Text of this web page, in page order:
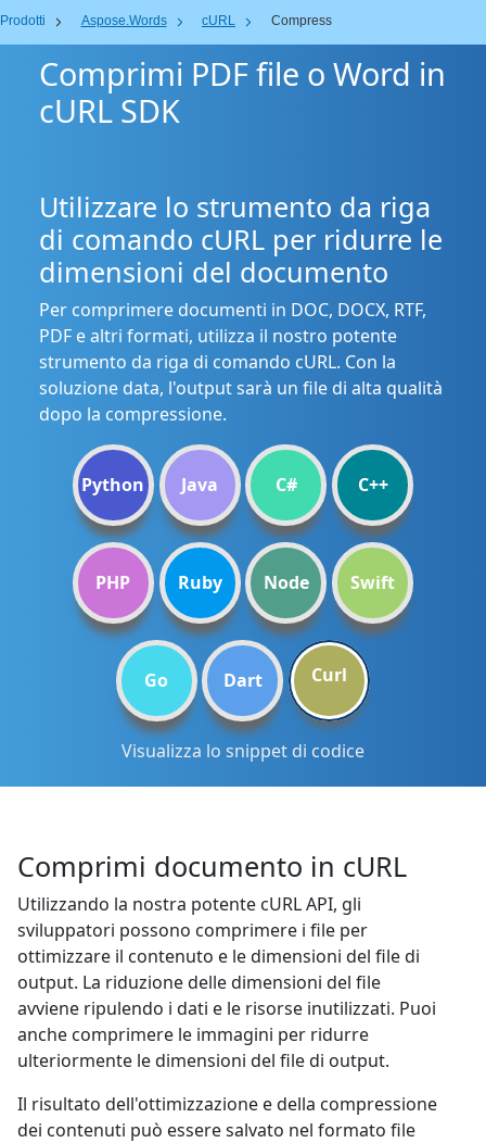
Prodotti Aspose.Words cURL Compress
Comprimi PDF file o Word in
cURL SDK
Utilizzare lo strumento da riga
di comando cURL per ridurre le
dimensioni del documento
Per comprimere documenti in DOC, DOCX, RTF,
PDF e altri formati, utilizza il nostro potente
strumento da riga di comando cURL. Con la
soluzione data, l'output sarà un file di alta qualità
dopo la compressione.
Python Java C# C++
PHP Ruby Node Swift
Go Dart Curl
Visualizza lo snippet di codice
Comprimi documento in cURL
Utilizzando la nostra potente cURL API, gli
sviluppatori possono comprimere i file per
ottimizzare il contenuto e le dimensioni del file di
output. La riduzione delle dimensioni del file
avviene ripulendo i dati e le risorse inutilizzati. Puoi
anche comprimere le immagini per ridurre
ulteriormente le dimensioni del file di output.
Il risultato dell'ottimizzazione e della compressione
dei contenuti può essere salvato nel formato file